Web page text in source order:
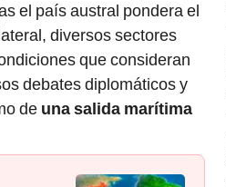
el país austral pondera el
diversos sectores
que consideran
debates diplomáticos y
de una salida marítima